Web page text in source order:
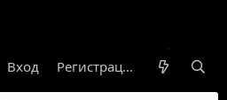
Гарант Новости
Вход Регистрация